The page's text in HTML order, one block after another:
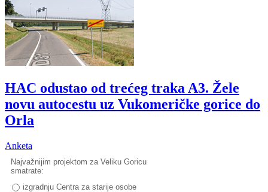
HAC odustao od trećeg traka A3. Žele
novu autocestu uz Vukomeričke gorice do
Orla
Anketa
Najvažnijim projektom za Veliku Goricu
smatrate:
izgradnju Centra za starije osobe